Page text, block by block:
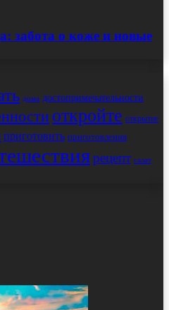
забота о коже и новые
дома достопримечательности
откройте открытие
приготовить приготовления
рецепт салат